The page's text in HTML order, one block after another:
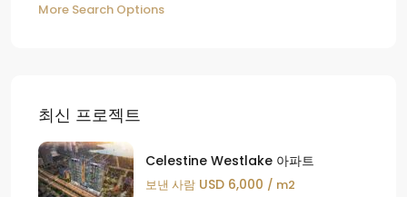
More Search Options
최신 프로젝트
Celestine Westlake 아파트
보낸 사람 USD 6,000 / m2